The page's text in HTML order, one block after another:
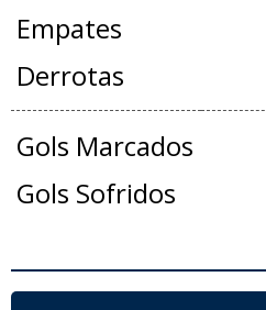
Empates
Derrotas
Gols Marcados
Gols Sofridos